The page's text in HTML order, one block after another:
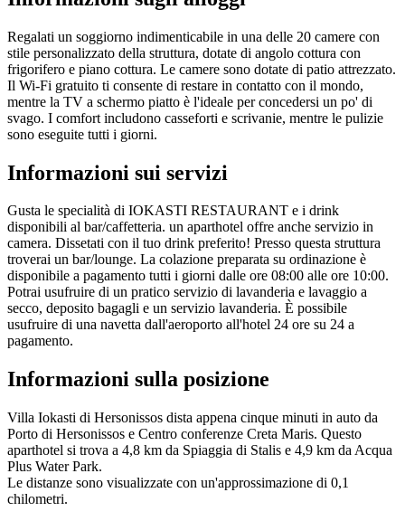
Regalati un soggiorno indimenticabile in una delle 20 camere con
stile personalizzato della struttura, dotate di angolo cottura con
frigorifero e piano cottura. Le camere sono dotate di patio attrezzato.
Il Wi-Fi gratuito ti consente di restare in contatto con il mondo,
mentre la TV a schermo piatto è l'ideale per concedersi un po' di
svago. I comfort includono casseforti e scrivanie, mentre le pulizie
sono eseguite tutti i giorni.
Informazioni sui servizi
Gusta le specialità di IOKASTI RESTAURANT e i drink
disponibili al bar/caffetteria. un aparthotel offre anche servizio in
camera. Dissetati con il tuo drink preferito! Presso questa struttura
troverai un bar/lounge. La colazione preparata su ordinazione è
disponibile a pagamento tutti i giorni dalle ore 08:00 alle ore 10:00.
Potrai usufruire di un pratico servizio di lavanderia e lavaggio a
secco, deposito bagagli e un servizio lavanderia. È possibile
usufruire di una navetta dall'aeroporto all'hotel 24 ore su 24 a
pagamento.
Informazioni sulla posizione
Villa Iokasti di Hersonissos dista appena cinque minuti in auto da
Porto di Hersonissos e Centro conferenze Creta Maris. Questo
aparthotel si trova a 4,8 km da Spiaggia di Stalis e 4,9 km da Acqua
Plus Water Park.
Le distanze sono visualizzate con un'approssimazione di 0,1
chilometri.